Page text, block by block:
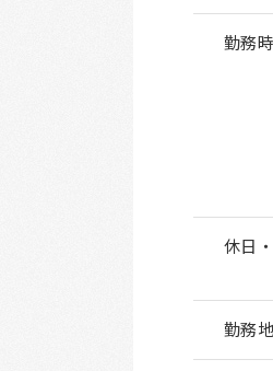
勤務
休日
勤務地